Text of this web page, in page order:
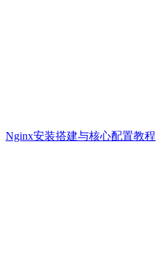
Nginx安装搭建与核心配置教程